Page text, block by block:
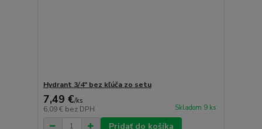
Hydrant 3/4" bez kľúča zo setu
7,49 €/ks
6,09 € bez DPH Skladom 9 ks
Pridať do košíka